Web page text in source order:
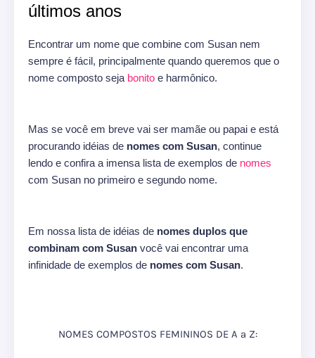
últimos anos
Encontrar um nome que combine com Susan nem
sempre é fácil, principalmente quando queremos que o
nome composto seja bonito e harmônico.
Mas se você em breve vai ser mamãe ou papai e está
procurando idéias de nomes com Susan, continue
lendo e confira a imensa lista de exemplos de nomes
com Susan no primeiro e segundo nome.
Em nossa lista de idéias de nomes duplos que
combinam com Susan você vai encontrar uma
infinidade de exemplos de nomes com Susan.
NOMES COMPOSTOS FEMININOS DE A a Z: